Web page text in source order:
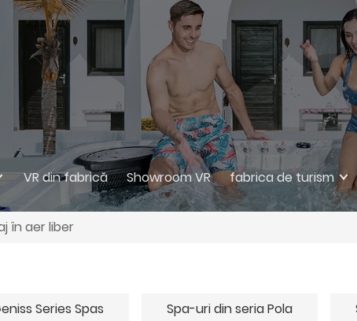
VR din fabrică Showroom VR fabrica de turism
în aer liber
Series Spas Spa-uri din seria Pola